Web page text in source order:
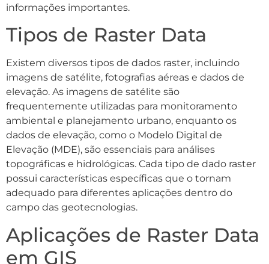
informações importantes.
Tipos de Raster Data
Existem diversos tipos de dados raster, incluindo
imagens de satélite, fotografias aéreas e dados de
elevação. As imagens de satélite são
frequentemente utilizadas para monitoramento
ambiental e planejamento urbano, enquanto os
dados de elevação, como o Modelo Digital de
Elevação (MDE), são essenciais para análises
topográficas e hidrológicas. Cada tipo de dado raster
possui características específicas que o tornam
adequado para diferentes aplicações dentro do
campo das geotecnologias.
Aplicações de Raster Data
em GIS